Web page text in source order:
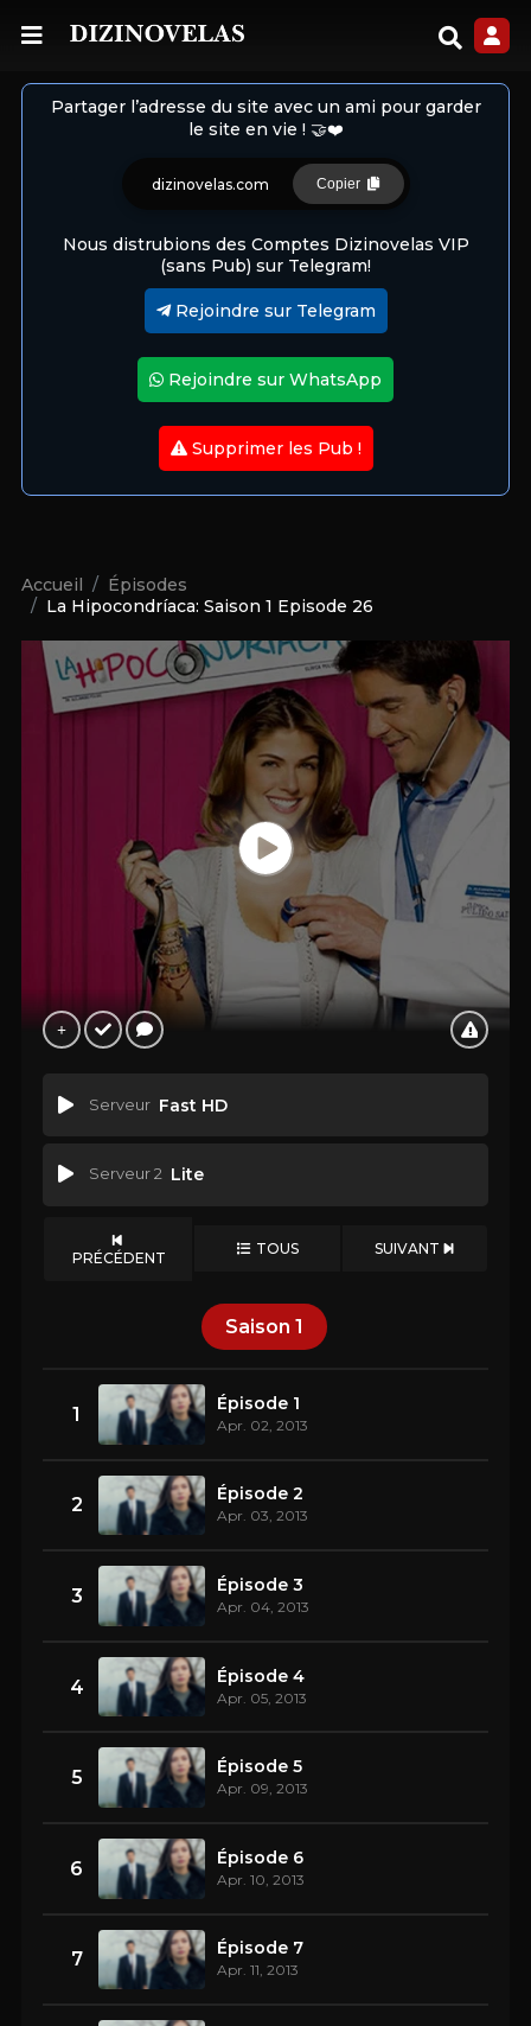
Partager l’adresse du site avec un ami pour garder
le site en vie ! 🤝❤️
dizinovelas.com Copier
Nous distrubions des Comptes Dizinovelas VIP
(sans Pub) sur Telegram!
Rejoindre sur Telegram
Rejoindre sur WhatsApp
Supprimer les Pub !
Accueil
Épisodes
La Hipocondríaca: Saison 1 Episode 26
Serveur Fast HD
Serveur 2 Lite
PRÉCÉDENT TOUS SUIVANT
Saison 1
1 Épisode 1
Apr. 02, 2013
2 Épisode 2
Apr. 03, 2013
3 Épisode 3
Apr. 04, 2013
4 Épisode 4
Apr. 05, 2013
5 Épisode 5
Apr. 09, 2013
6 Épisode 6
Apr. 10, 2013
7 Épisode 7
Apr. 11, 2013